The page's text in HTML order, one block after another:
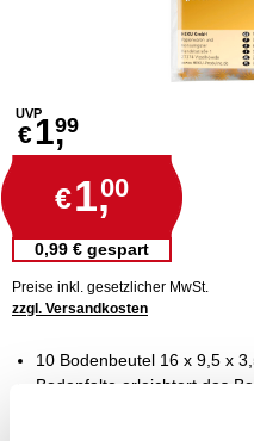
UVP
€1,99
€1,00
0,99 € gespart
Preise inkl. gesetzlicher MwSt.
zzgl. Versandkosten
10 Bodenbeutel 16 x 9,5 x
Bodenfalte erleichtert das